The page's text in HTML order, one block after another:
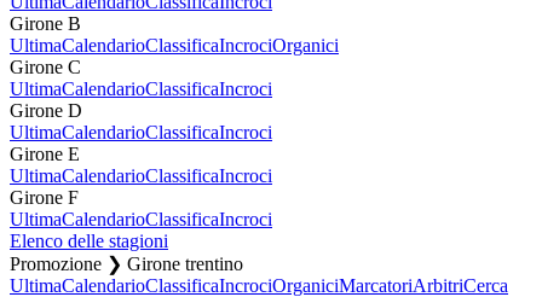
Girone B
UltimaCalendarioClassificaIncrociOrganici
Girone C
UltimaCalendarioClassificaIncroci
Girone D
UltimaCalendarioClassificaIncroci
Girone E
UltimaCalendarioClassificaIncroci
Girone F
UltimaCalendarioClassificaIncroci
Elenco delle stagioni
Promozione ❯ Girone trentino
UltimaCalendarioClassificaIncrociOrganiciMarcatoriArbitriCerca